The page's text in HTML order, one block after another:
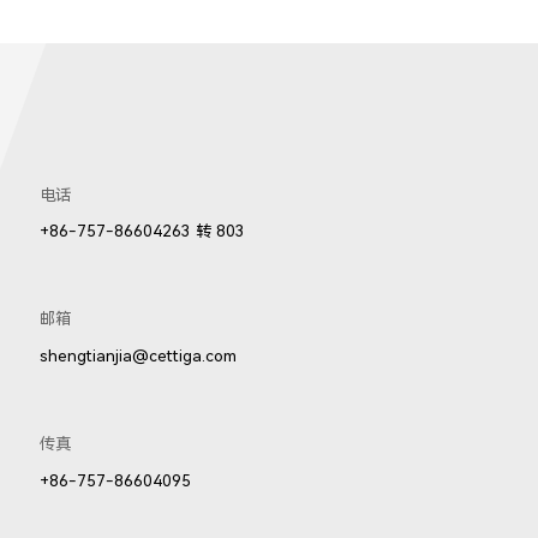
电话
+86-757-86604263 转 803
邮箱
shengtianjia@cettiga.com
传真
+86-757-86604095